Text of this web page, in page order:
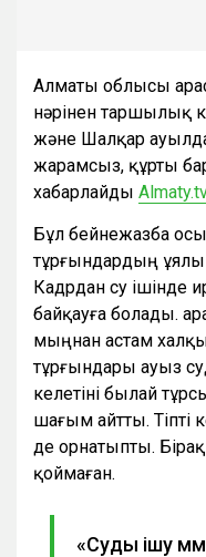
Алматы облысы
нәрінен таршылық
және Шалқар
жарамсыз, құрты
хабарлайды Almaty.t
Бұл бейнежазба
тұрғындардың ұялы
Кадрдан су ішінде
байқауға болады.
мыңнан астам
тұрғындары ауыз
келетіні былай
шағым айтты. Тіпті
де орнатыпты.
қоймаған.
«Суды ішу